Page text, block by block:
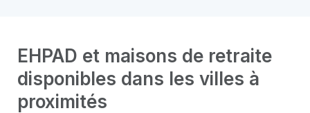
EHPAD et maisons de retraite
disponibles dans les villes à
proximités